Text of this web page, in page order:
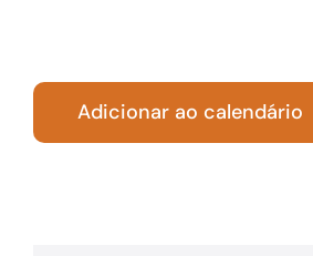
Adicionar ao calendário